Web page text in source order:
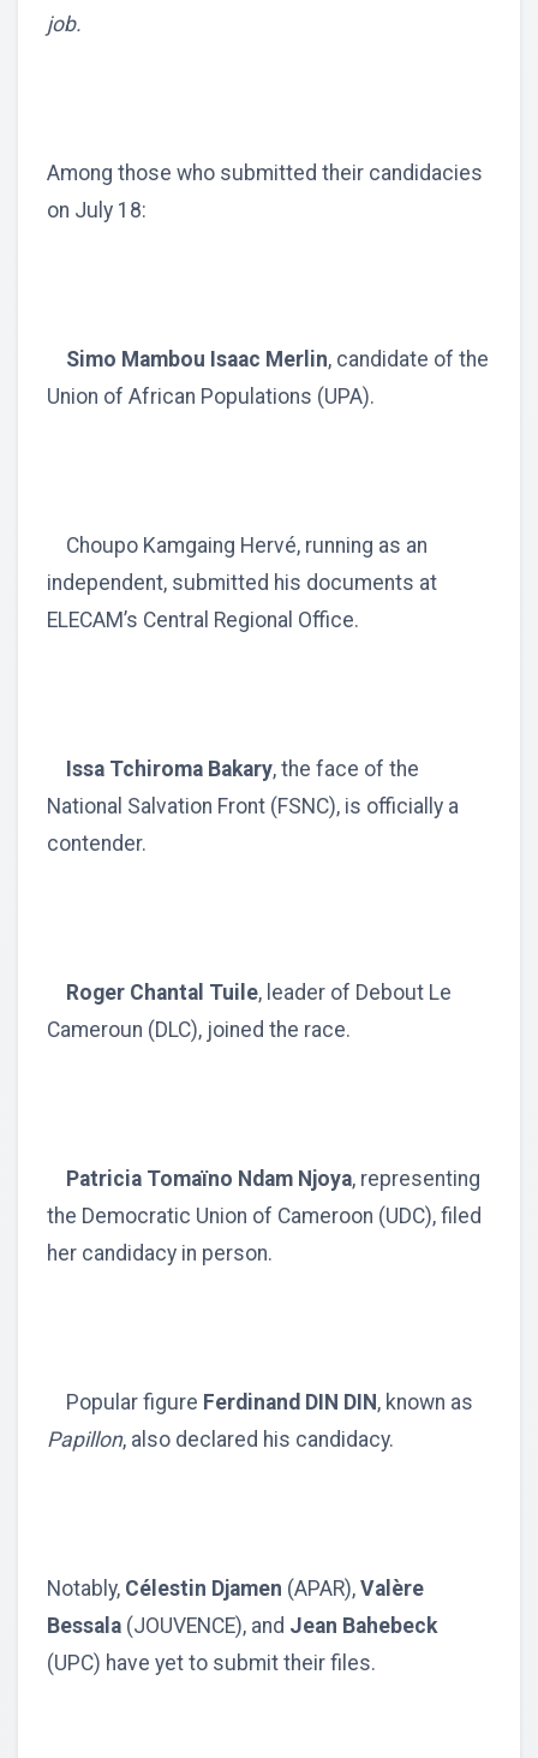
job.
Among those who submitted their candidacies
on July 18:
Simo Mambou Isaac Merlin, candidate of the
Union of African Populations (UPA).
Choupo Kamgaing Hervé, running as an
independent, submitted his documents at
ELECAM’s Central Regional Office.
Issa Tchiroma Bakary, the face of the
National Salvation Front (FSNC), is officially a
contender.
Roger Chantal Tuile, leader of Debout Le
Cameroun (DLC), joined the race.
Patricia Tomaïno Ndam Njoya, representing
the Democratic Union of Cameroon (UDC), filed
her candidacy in person.
Popular figure Ferdinand DIN DIN, known as
Papillon, also declared his candidacy.
Notably, Célestin Djamen (APAR), Valère
Bessala (JOUVENCE), and Jean Bahebeck
(UPC) have yet to submit their files.